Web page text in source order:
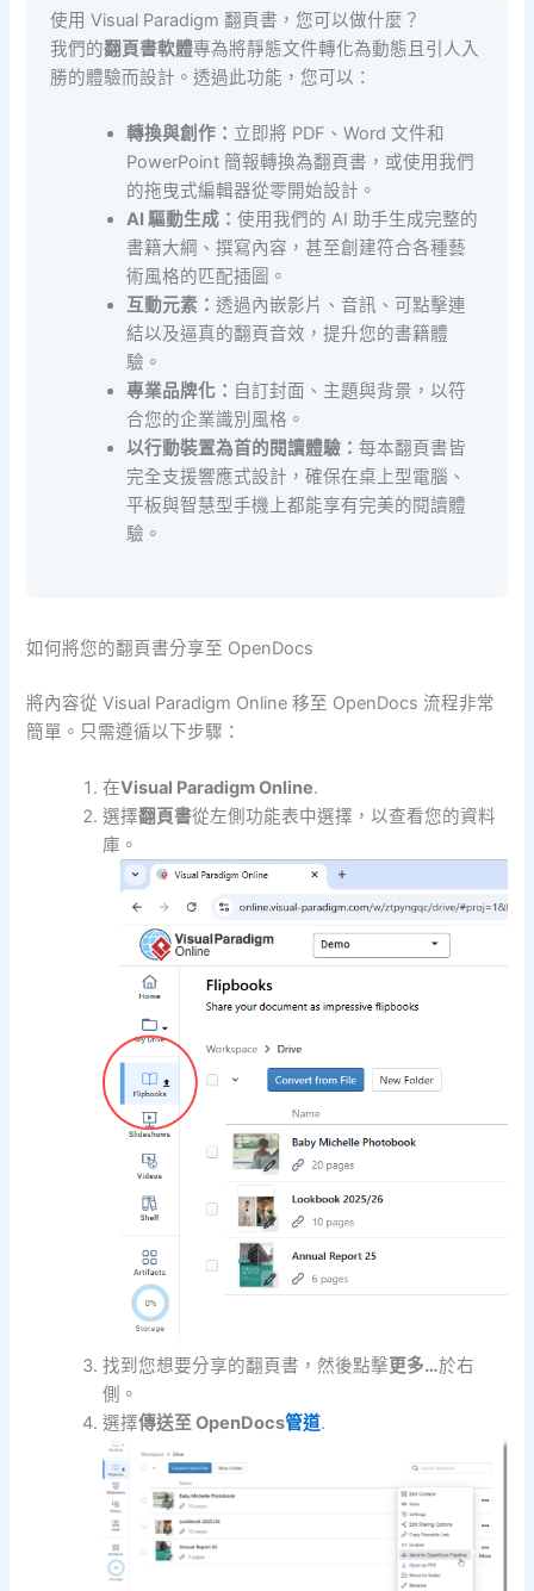
使用 Visual Paradigm 翻頁書，您可以做什麼？
我們的翻頁書軟體專為將靜態文件轉化為動態且引人入
勝的體驗而設計。透過此功能，您可以：
轉換與創作： 立即將 PDF、Word 文件和
PowerPoint 簡報轉換為翻頁書，或使用我們
的拖曳式編輯器從零開始設計。
AI 驅動生成：使用我們的 AI 助手生成完整的
書籍大綱、撰寫內容，甚至創建符合各種藝
術風格的匹配插圖。
互動元素：透過內嵌影片、音訊、可點擊連
結以及逼真的翻頁音效，提升您的書籍體
驗。
專業品牌化： 自訂封面、主題與背景，以符
合您的企業識別風格。
以行動裝置為首的閱讀體驗：每本翻頁書皆
完全支援響應式設計，確保在桌上型電腦、
平板與智慧型手機上都能享有完美的閱讀體
驗。
如何將您的翻頁書分享至 OpenDocs
將內容從 Visual Paradigm Online 移至 OpenDocs 流程非常
簡單。只需遵循以下步驟：
在Visual Paradigm Online.
選擇翻頁書從左側功能表中選擇，以查看您的資料
庫。
找到您想要分享的翻頁書，然後點擊更多…於右
側。
選擇傳送至 OpenDocs管道.